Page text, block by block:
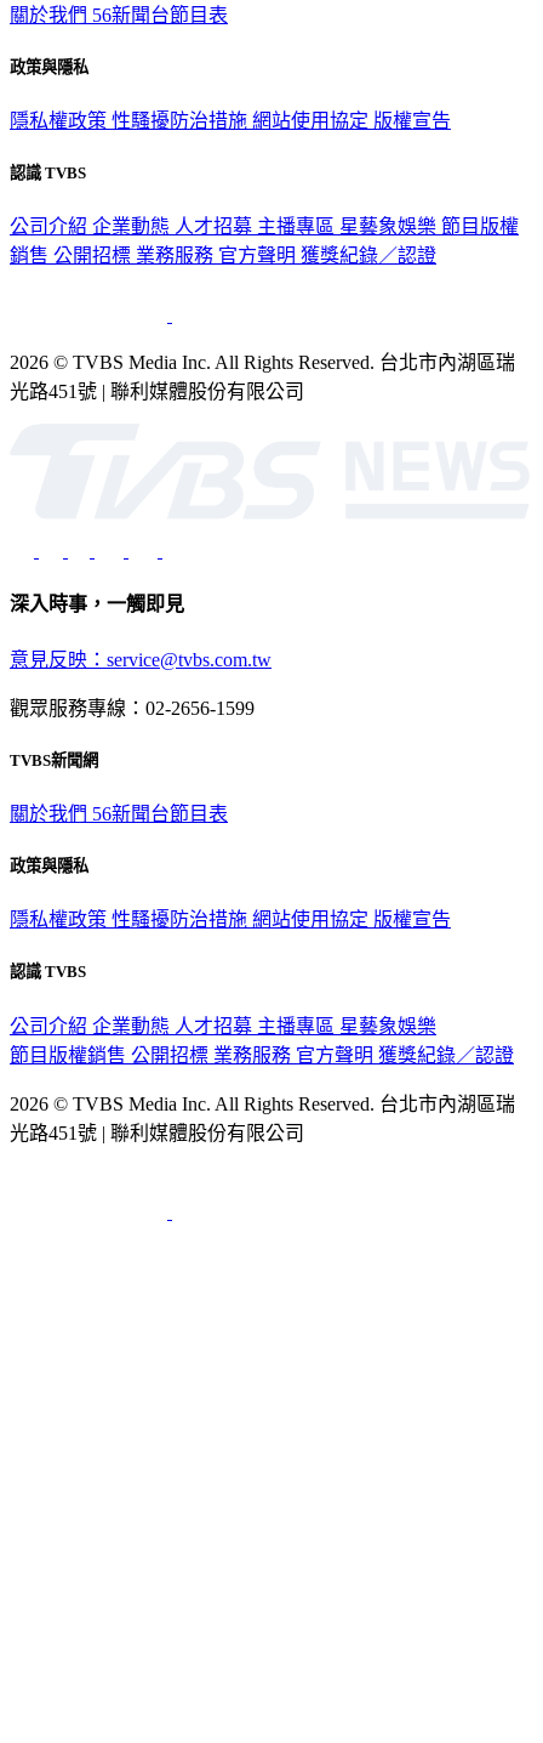
關於我們 56新聞台節目表
政策與隱私
隱私權政策 性騷擾防治措施 網站使用協定 版權宣告
認識 TVBS
公司介紹 企業動態 人才招募 主播專區 星藝象娛樂 節目版權
銷售 公開招標 業務服務 官方聲明 獲獎紀錄／認證
2026 © TVBS Media Inc. All Rights Reserved. 台北市內湖區瑞
光路451號 | 聯利媒體股份有限公司
深入時事，一觸即見
意見反映：service@tvbs.com.tw
觀眾服務專線：02-2656-1599
TVBS新聞網
關於我們 56新聞台節目表
政策與隱私
隱私權政策 性騷擾防治措施 網站使用協定 版權宣告
認識 TVBS
公司介紹 企業動態 人才招募 主播專區 星藝象娛樂
節目版權銷售 公開招標 業務服務 官方聲明 獲獎紀錄／認證
2026 © TVBS Media Inc. All Rights Reserved. 台北市內湖區瑞
光路451號 | 聯利媒體股份有限公司